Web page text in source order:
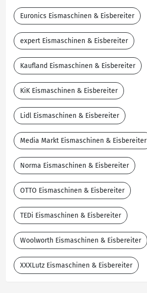
Euronics Eismaschinen & Eisbereiter
expert Eismaschinen & Eisbereiter
Kaufland Eismaschinen & Eisbereiter
KiK Eismaschinen & Eisbereiter
Lidl Eismaschinen & Eisbereiter
Media Markt Eismaschinen & Eisbereiter
Norma Eismaschinen & Eisbereiter
OTTO Eismaschinen & Eisbereiter
TEDi Eismaschinen & Eisbereiter
Woolworth Eismaschinen & Eisbereiter
XXXLutz Eismaschinen & Eisbereiter